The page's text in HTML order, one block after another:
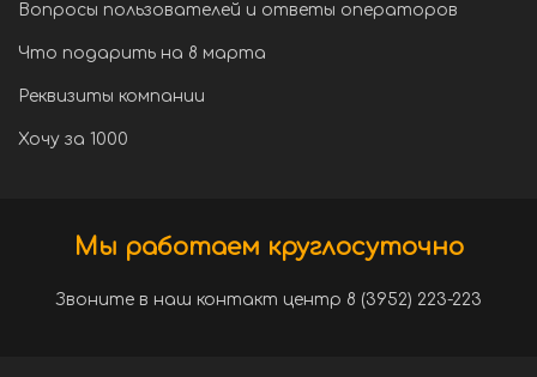
Вопросы пользователей и ответы операторов
Что подарить на 8 марта
Реквизиты компании
Хочу за 1000
Мы работаем круглосуточно
Звоните в наш контакт центр 8 (3952) 223-223